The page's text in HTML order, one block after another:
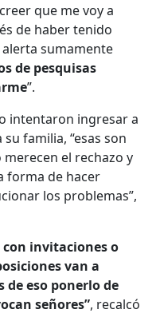
que me voy a
de haber tenido
sumamente
de pesquisas
”.
intentaron ingresar a
familia, “esas son
el rechazo y
forma de hacer
los problemas”,
con invitaciones o
van a
eso ponerlo de
señores”, recalcó